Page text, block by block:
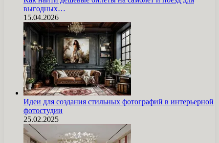
выгодных…
15.04.2026
Идеи для создания стильных фотографий в интерьерной
фотостудии
25.02.2025